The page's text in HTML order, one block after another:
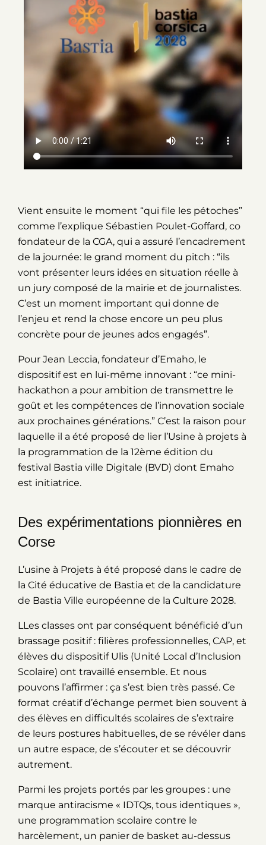
Vient ensuite le moment “qui file les pétoches”
comme l’explique Sébastien Poulet-Goffard, co
fondateur de la CGA, qui a assuré l’encadrement
de la journée: le grand moment du pitch : “ils
vont présenter leurs idées en situation réelle à
un jury composé de la mairie et de journalistes.
C’est un moment important qui donne de
l’enjeu et rend la chose encore un peu plus
concrète pour de jeunes ados engagés”.
Pour Jean Leccia, fondateur d’Emaho, le
dispositif est en lui-même innovant : “ce mini-
hackathon a pour ambition de transmettre le
goût et les compétences de l’innovation sociale
aux prochaines générations.” C’est la raison pour
laquelle il a été proposé de lier l’Usine à projets à
la programmation de la 12ème édition du
festival Bastia ville Digitale (BVD) dont Emaho
est initiatrice.
Des expérimentations pionnières en
Corse
L’usine à Projets à été proposé dans le cadre de
la Cité éducative de Bastia et de la candidature
de Bastia Ville européenne de la Culture 2028.
LLes classes ont par conséquent bénéficié d’un
brassage positif : filières professionnelles, CAP, et
élèves du dispositif Ulis (Unité Local d’Inclusion
Scolaire) ont travaillé ensemble. Et nous
pouvons l’affirmer : ça s’est bien très passé. Ce
format créatif d’échange permet bien souvent à
des élèves en difficultés scolaires de s’extraire
de leurs postures habituelles, de se révéler dans
un autre espace, de s’écouter et se découvrir
autrement.
Parmi les projets portés par les groupes : une
marque antiracisme « IDTQs, tous identiques »,
une programmation scolaire contre le
harcèlement, un panier de basket au-dessus